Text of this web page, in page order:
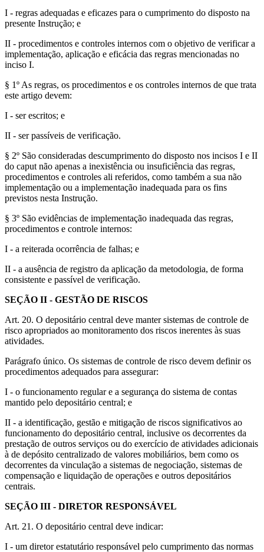
I - regras adequadas e eficazes para o cumprimento do disposto na
presente Instrução; e
II - procedimentos e controles internos com o objetivo de verificar a
implementação, aplicação e eficácia das regras mencionadas no
inciso I.
§ 1º As regras, os procedimentos e os controles internos de que trata
este artigo devem:
I - ser escritos; e
II - ser passíveis de verificação.
§ 2º São consideradas descumprimento do disposto nos incisos I e II
do caput não apenas a inexistência ou insuficiência das regras,
procedimentos e controles ali referidos, como também a sua não
implementação ou a implementação inadequada para os fins
previstos nesta Instrução.
§ 3º São evidências de implementação inadequada das regras,
procedimentos e controle internos:
I - a reiterada ocorrência de falhas; e
II - a ausência de registro da aplicação da metodologia, de forma
consistente e passível de verificação.
SEÇÃO II - GESTÃO DE RISCOS
Art. 20. O depositário central deve manter sistemas de controle de
risco apropriados ao monitoramento dos riscos inerentes às suas
atividades.
Parágrafo único. Os sistemas de controle de risco devem definir os
procedimentos adequados para assegurar:
I - o funcionamento regular e a segurança do sistema de contas
mantido pelo depositário central; e
II - a identificação, gestão e mitigação de riscos significativos ao
funcionamento do depositário central, inclusive os decorrentes da
prestação de outros serviços ou do exercício de atividades adicionais
à de depósito centralizado de valores mobiliários, bem como os
decorrentes da vinculação a sistemas de negociação, sistemas de
compensação e liquidação de operações e outros depositários
centrais.
SEÇÃO III - DIRETOR RESPONSÁVEL
Art. 21. O depositário central deve indicar:
I - um diretor estatutário responsável pelo cumprimento das normas